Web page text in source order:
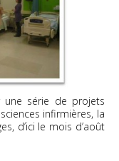
une série de projets
infirmières, la
d’ici le mois d’août